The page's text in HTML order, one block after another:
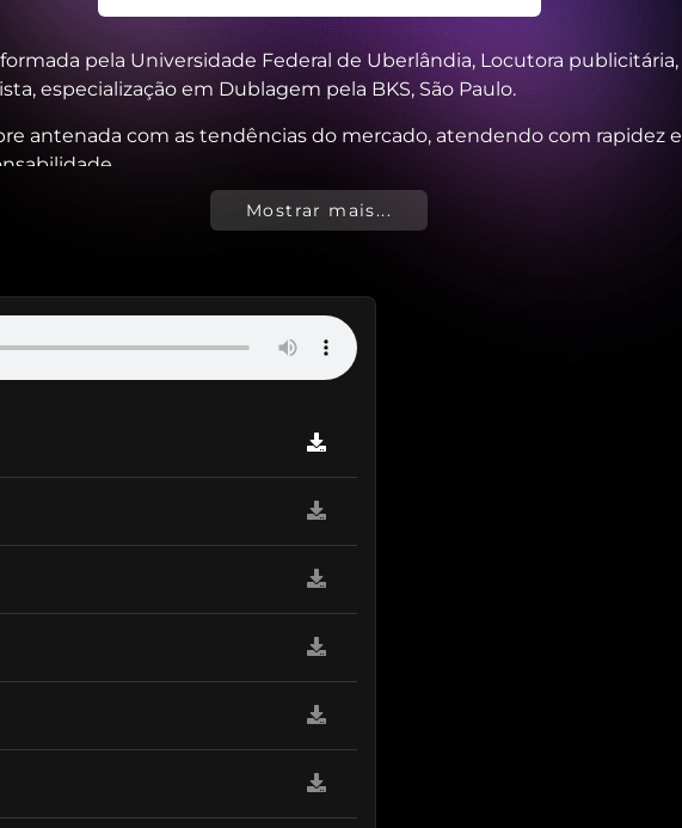
pela Universidade Federal de Uberlândia, Locutora publicitária,
especialização em Dublagem pela BKS, São Paulo.
antenada com as tendências do mercado, atendendo com rapidez e
estúdio com qualidade profissional e a melhor interpretação para a sua
Mostrar mais...